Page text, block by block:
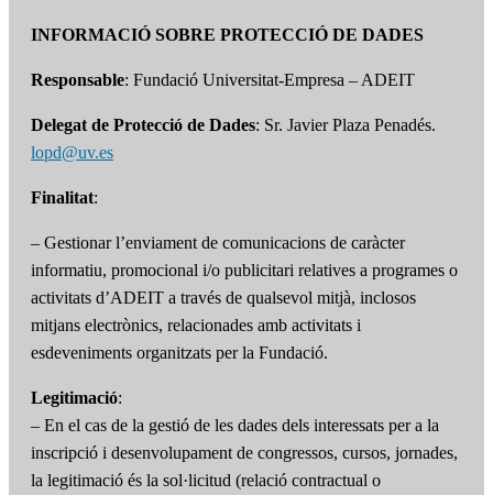
INFORMACIÓ SOBRE PROTECCIÓ DE DADES
Responsable: Fundació Universitat-Empresa – ADEIT
Delegat de Protecció de Dades: Sr. Javier Plaza Penadés.
lopd@uv.es
Finalitat:
– Gestionar l’enviament de comunicacions de caràcter
informatiu, promocional i/o publicitari relatives a programes o
activitats d’ADEIT a través de qualsevol mitjà, inclosos
mitjans electrònics, relacionades amb activitats i
esdeveniments organitzats per la Fundació.
Legitimació:
– En el cas de la gestió de les dades dels interessats per a la
inscripció i desenvolupament de congressos, cursos, jornades,
la legitimació és la sol·licitud (relació contractual o